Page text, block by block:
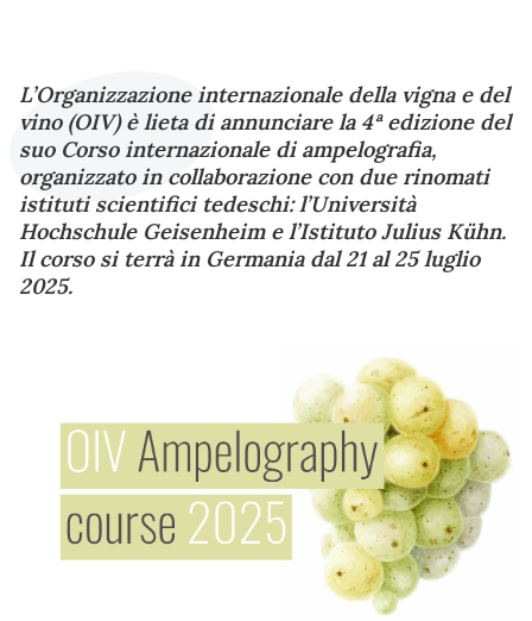
L’Organizzazione internazionale della vigna e del
vino (OIV) è lieta di annunciare la 4ª edizione del
suo Corso internazionale di ampelografia,
organizzato in collaborazione con due rinomati
istituti scientifici tedeschi: l’Università
Hochschule Geisenheim e l’Istituto Julius Kühn.
Il corso si terrà in Germania dal 21 al 25 luglio
2025.